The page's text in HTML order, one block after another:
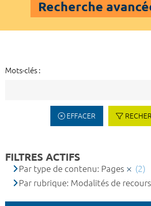
Recherche
Mots-clés :
EFFACER
FILTRES ACTIFS
Par type de contenu: Pages
(2)
Par rubrique: Modalités de recours